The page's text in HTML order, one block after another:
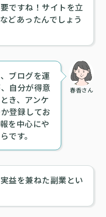
ですね！サイトを立
どあったんでしょう
春香さん
ブログを運
自分が得意
き、アンケ
登録してお
を中心にや
です。
益を兼ねた副業とい